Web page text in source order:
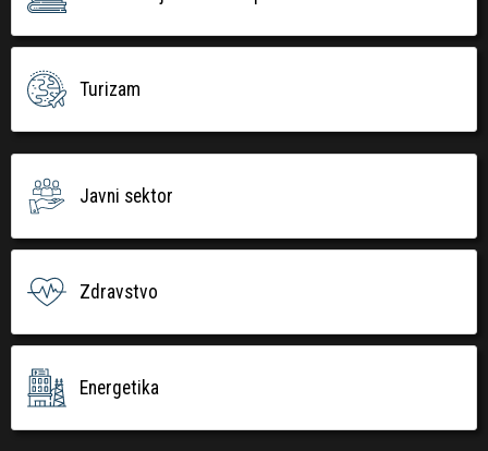
Turizam
Javni sektor
Zdravstvo
Energetika